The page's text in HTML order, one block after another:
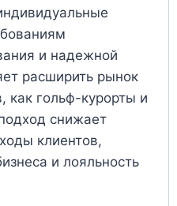
и надежной
расширить рынок
как гольф-курорты и
снижает
клиентов,
и лояльность